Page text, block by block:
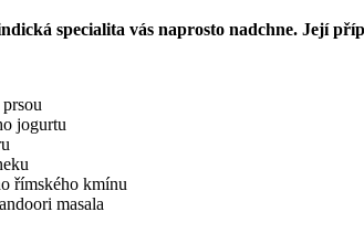
specialita vás naprosto nadchne. Její
jogurtu
římského kmínu
masala